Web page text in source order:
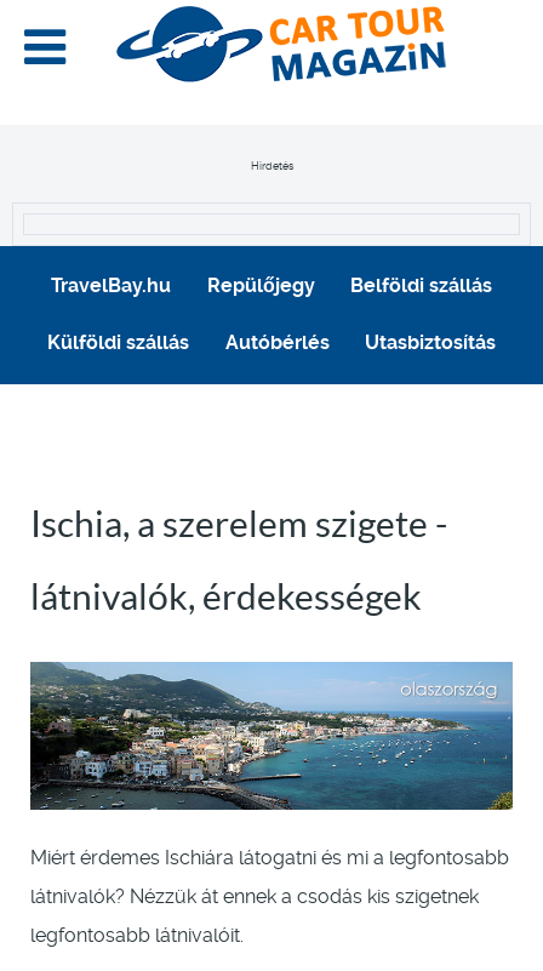
Hirdetés
TravelBay.hu Repülőjegy Belföldi szállás
Külföldi szállás Autóbérlés Utasbiztosítás
Ischia, a szerelem szigete -
látnivalók, érdekességek
Miért érdemes Ischiára látogatni és mi a legfontosabb
látnivalók? Nézzük át ennek a csodás kis szigetnek
legfontosabb látnivalóit.